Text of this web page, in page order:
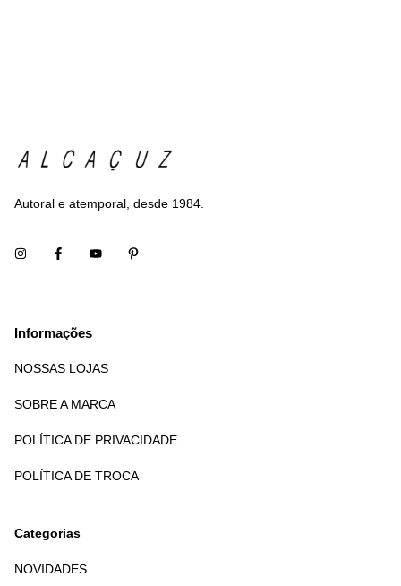
Autoral e atemporal, desde 1984.
Informações
NOSSAS LOJAS
SOBRE A MARCA
POLÍTICA DE PRIVACIDADE
POLÍTICA DE TROCA
Categorias
NOVIDADES